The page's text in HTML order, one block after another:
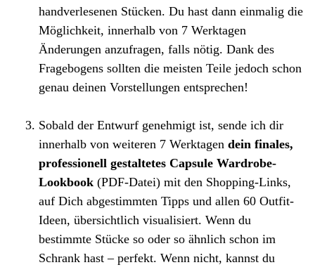
handverlesenen Stücken. Du hast dann einmalig die
Möglichkeit, innerhalb von 7 Werktagen
Änderungen anzufragen, falls nötig. Dank des
Fragebogens sollten die meisten Teile jedoch schon
genau deinen Vorstellungen entsprechen!
Sobald der Entwurf genehmigt ist, sende ich dir
innerhalb von weiteren 7 Werktagen dein finales,
professionell gestaltetes Capsule Wardrobe-
Lookbook (PDF-Datei) mit den Shopping-Links,
auf Dich abgestimmten Tipps und allen 60 Outfit-
Ideen, übersichtlich visualisiert. Wenn du
bestimmte Stücke so oder so ähnlich schon im
Schrank hast – perfekt. Wenn nicht, kannst du